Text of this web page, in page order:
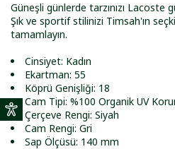
Güneşli günlerde tarzınızı Lacoste
Şık ve sportif stilinizi Timsah'ın
tamamlayın.
Cinsiyet: Kadın
Ekartman: 55
Köprü Genişliği: 18
Cam Tipi: %100 Organik UV
Çerçeve Rengi: Siyah
Cam Rengi: Gri
Sap Ölçüsü: 140 mm